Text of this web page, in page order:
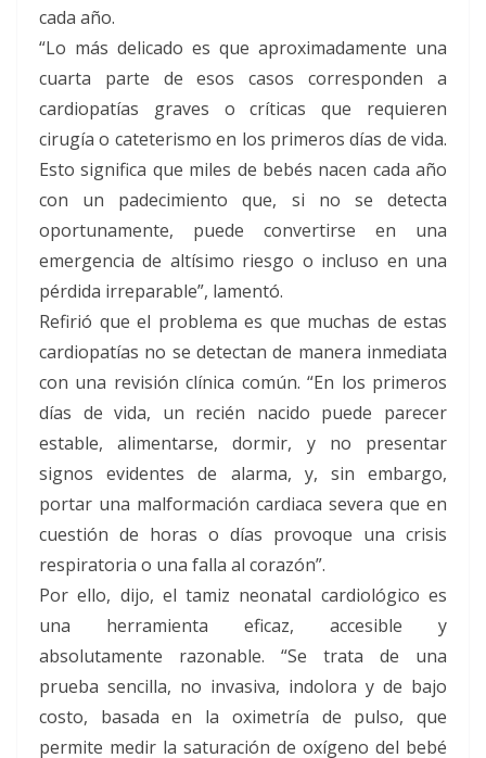
cada año.
“Lo más delicado es que aproximadamente una
cuarta parte de esos casos corresponden a
cardiopatías graves o críticas que requieren
cirugía o cateterismo en los primeros días de vida.
Esto significa que miles de bebés nacen cada año
con un padecimiento que, si no se detecta
oportunamente, puede convertirse en una
emergencia de altísimo riesgo o incluso en una
pérdida irreparable”, lamentó.
Refirió que el problema es que muchas de estas
cardiopatías no se detectan de manera inmediata
con una revisión clínica común. “En los primeros
días de vida, un recién nacido puede parecer
estable, alimentarse, dormir, y no presentar
signos evidentes de alarma, y, sin embargo,
portar una malformación cardiaca severa que en
cuestión de horas o días provoque una crisis
respiratoria o una falla al corazón”.
Por ello, dijo, el tamiz neonatal cardiológico es
una herramienta eficaz, accesible y
absolutamente razonable. “Se trata de una
prueba sencilla, no invasiva, indolora y de bajo
costo, basada en la oximetría de pulso, que
permite medir la saturación de oxígeno del bebé